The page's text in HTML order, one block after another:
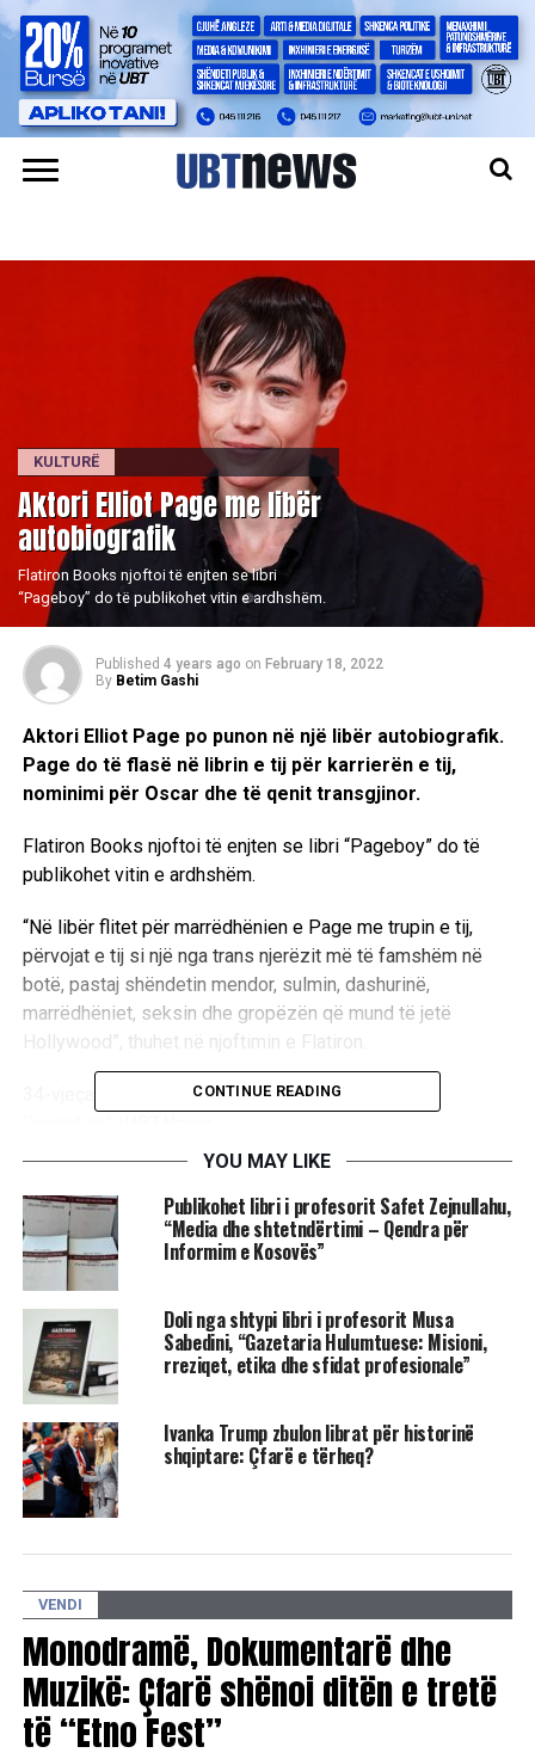
KULTURË
Aktori Elliot Page me libër
autobiografik
Flatiron Books njoftoi të enjten se libri
“Pageboy” do të publikohet vitin e ardhshëm.
Published 4 years ago on February 18, 2022
By Betim Gashi
Aktori Elliot Page po punon në një libër autobiografik.
Page do të flasë në librin e tij për karrierën e tij,
nominimi për Oscar dhe të qenit transgjinor.
Flatiron Books njoftoi të enjten se libri “Pageboy” do të
publikohet vitin e ardhshëm.
“Në libër flitet për marrëdhënien e Page me trupin e tij,
përvojat e tij si një nga trans njerëzit më të famshëm në
botë, pastaj shëndetin mendor, sulmin, dashurinë,
marrëdhëniet, seksin dhe gropëzën që mund të jetë
Hollywood”, thuhet në njoftimin e Flatiron.
34-vjeçari njihet për filmat “Juno” dhe
RELATED TOPICS: LIBRI
ELLIOT PAGE
LIBRI AUTOBIOGRAFIK
Bella Hadid solidarizohet me gratë myslimane!
DON'T MISS
Cilët janë filmat më të shikuar të të gjitha kohërave?
CONTINUE READING
YOU MAY LIKE
Publikohet libri i profesorit Safet Zejnullahu,
“Media dhe shtetndërtimi – Qendra për
Informim e Kosovës”
Doli nga shtypi libri i profesorit Musa
Sabedini, “Gazetaria Hulumtuese: Misioni,
rreziqet, etika dhe sfidat profesionale”
Ivanka Trump zbulon librat për historinë
shqiptare: Çfarë e tërheq?
VENDI
Monodramë, Dokumentarë dhe
Muzikë: Çfarë shënoi ditën e tretë
të “Etno Fest”